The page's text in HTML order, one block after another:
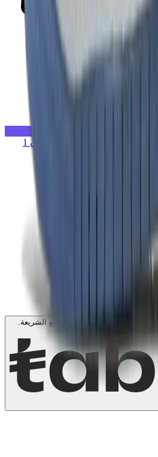
اير جوردن 1
. بدون رسوم. متوافق مع الشريعة.